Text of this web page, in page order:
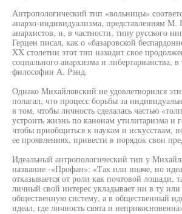
Антропологический тип «вольницы»
анархо-индивидуализма, представлениям
анархистов, и, в частности, типу русского
Герцен писал, как о «базаровской
XX столетии этот тип находит свое
социального анархизма и либертарианства,
философии А. Рэнд.
Однако Михайловский не удовлетворился
полагал, что процесс борьбы за
в том, чтобы личность сделалась частью
устроить жизнь по канонам утилитаризма и
чтобы приобщиться к наукам и искусствам,
ее проявлениях, привести в порядок свои
Идеальный антропологический тип у
название -«Профан»: «Так или иначе, но
отказывается от роли как почтовой лошади,
личный свой интерес укладывает ни в ту
общественную систему, а в общественный
идеал, где личность свята и